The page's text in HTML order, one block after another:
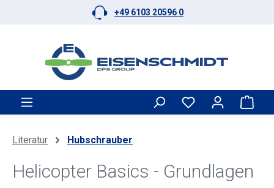
Zum Hauptinhalt springen+49 6103 20596 0
Literatur Hubschrauber
Helicopter Basics - Grundlagen